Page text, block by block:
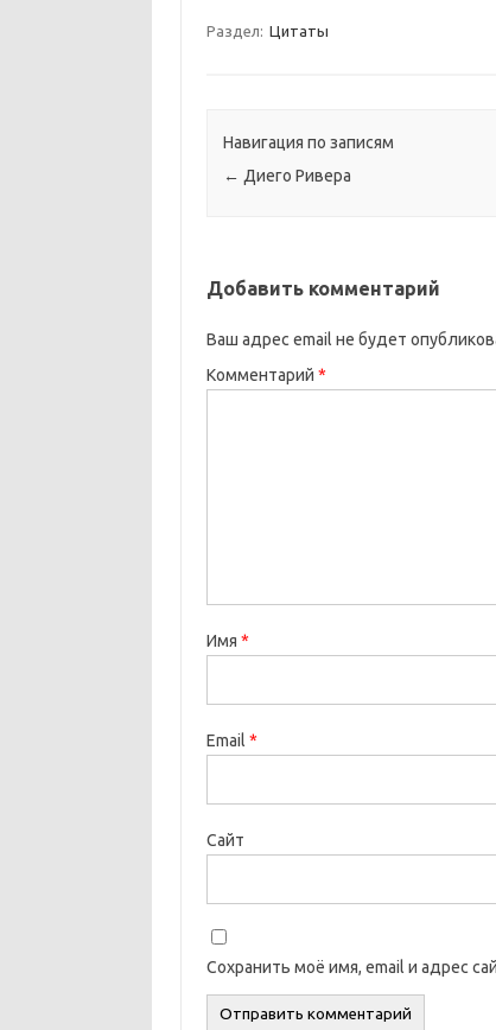
Раздел: Цитаты
Навигация по записям
← Диего Ривера
Добавить комментарий
Ваш адрес email не будет
Комментарий *
Имя *
Email *
Сайт
Сохранить моё имя, email и адрес